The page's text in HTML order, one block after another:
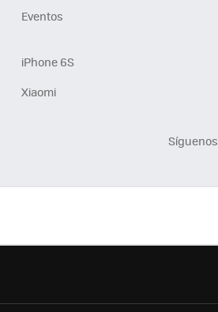
Síguenos
Eventos
iPhone 6S
Xiaomi